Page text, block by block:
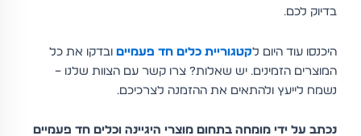
בדיוק לכם.
היכנסו עוד היום לקטגוריית כלים חד פעמייםובדקו את כל
המוצרים הזמינים. יש שאלות? צרו קשר עם הצוות שלנו –
נשמח לייעץ ולהתאים את ההזמנה לצרכיכם.
נכתב על ידי מומחה בתחום מוצרי היגיינה וכלים חד פעמיים